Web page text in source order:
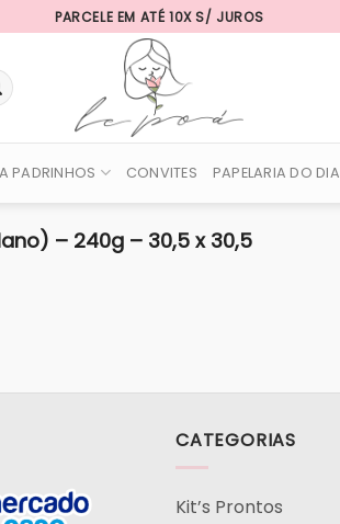
PARCELE EM ATÉ 10X S/ JUROS
PADRINHOS CONVITES PAPELARIA DO DIA
– 240g – 30,5 x 30,5
CATEGORIAS
Kit’s Prontos